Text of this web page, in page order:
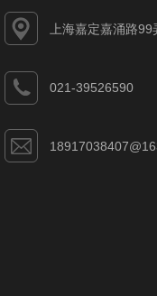
上海嘉定嘉涌路
021-39526590